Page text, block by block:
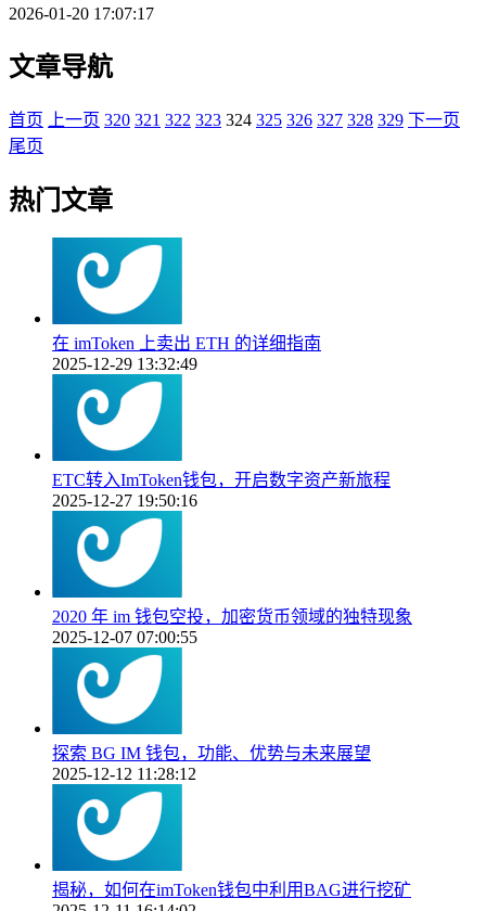
2026-01-20 17:07:17
文章导航
首页 上一页 320 321 322 323 324 325 326 327 328 329 下一页
尾页
热门文章
在 imToken 上卖出 ETH 的详细指南
2025-12-29 13:32:49
ETC转入ImToken钱包，开启数字资产新旅程
2025-12-27 19:50:16
2020 年 im 钱包空投，加密货币领域的独特现象
2025-12-07 07:00:55
探索 BG IM 钱包，功能、优势与未来展望
2025-12-12 11:28:12
揭秘，如何在imToken钱包中利用BAG进行挖矿